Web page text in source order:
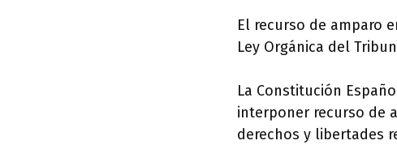
El recurso de amparo
Ley Orgánica del
La Constitución
interponer recurso de
derechos y libertades